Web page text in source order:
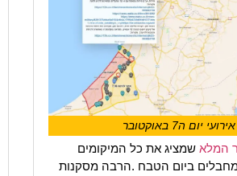
ה7 באוקטובר
המלא שמציג את כל המיקומים
ביום הטבח .הרבה מסקנות